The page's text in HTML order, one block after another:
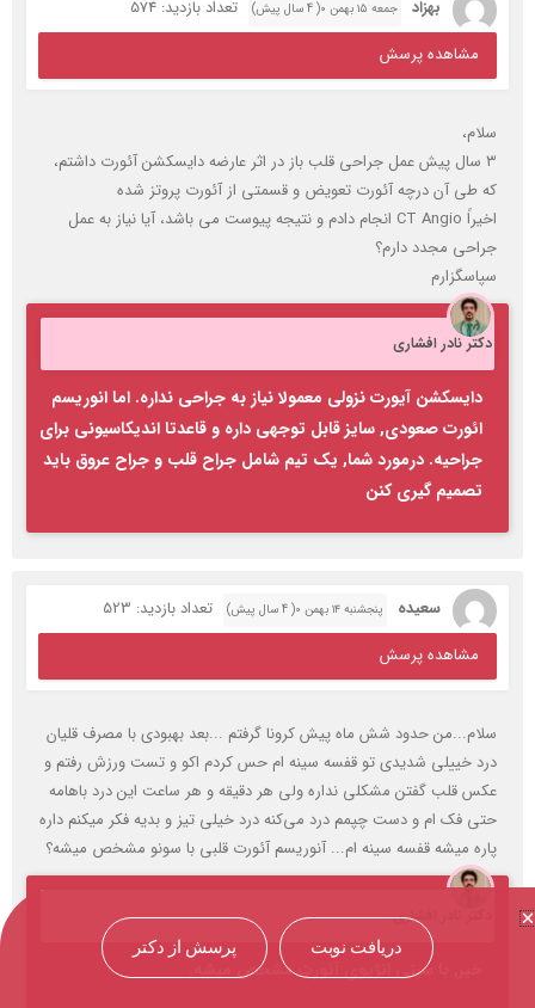
بهزاد جمعه ۱۵ بهمن ۰( 4 سال پیش)
تعداد بازدید: 574
مشاهده پرسش
سلام،
۳ سال پیش عمل جراحی قلب باز در اثر عارضه دایسکشن آئورت داشتم،
که طی آن درچه آئورت تعویض و قسمتی از آئورت پروتز شده
اخیراً CT Angio انجام دادم و نتیجه پیوست می باشد، آیا نیاز به عمل
جراحی مجدد دارم؟
سپاسگزارم
دکتر نادر افشاری
دایسکشن آیورت نزولی معمولا نیاز به جراحی نداره. اما انوریسم
ائورت صعودی, سایز قابل توجهی داره و قاعدتا اندیکاسیونی برای
جراحیه. درمورد شما, یک تیم شامل جراح قلب و جراح عروق باید
تصمیم گیری کنن
سعیده پنجشنبه ۱۴ بهمن ۰( 4 سال پیش)
تعداد بازدید: 523
مشاهده پرسش
سلام...من حدود شش ماه پیش کرونا گرفتم ...بعد بهبودی با مصرف قلیان
درد خییلی شدیدی تو قفسه سینه ام حس کردم اکو و تست ورزش رفتم و
عکس قلب گفتن مشکلی نداره ولی هر دقیقه و هر ساعت این درد باهامه
حتی فک ام و دست چپمم درد می‌کنه درد خیلی تیز و بدیه فکر میکنم داره
پاره میشه قفسه سینه ام... آنوریسم آئورت قلبی با سونو مشخص میشه؟
دکتر نادر افشاری
خیر, با سیتی انژیوی آئورت مشخص میشه.
دریافت نوبت پرسش از دکتر